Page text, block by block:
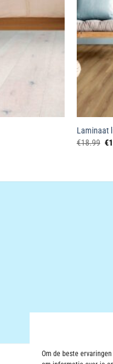
Om de beste
Laminaat
€18.99 €